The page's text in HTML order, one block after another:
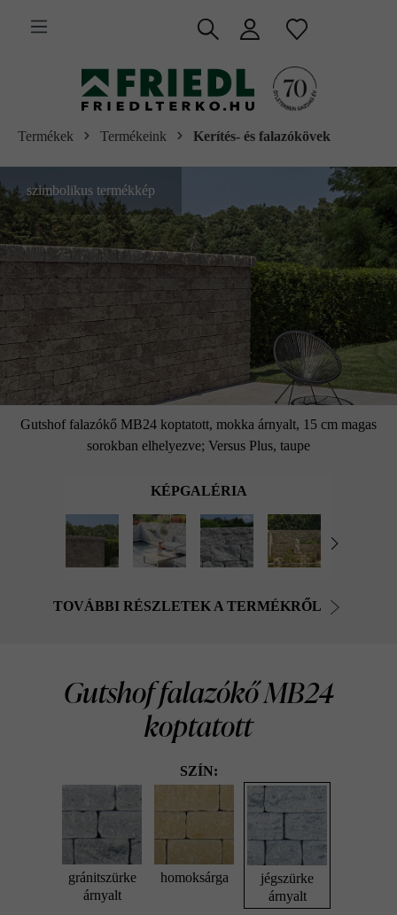
tartalomra
Termékek Termékeink Kerítés- és falazókövek
Gutshof falazókő MB24 koptatott, mokka árnyalt, 15 cm magas
sorokban elhelyezve; Versus Plus, taupe
szimbolikus termékkép
KÉPGALÉRIA
TOVÁBBI RÉSZLETEK A TERMÉKRŐL
Gutshof falazókő MB24
koptatott
SZÍN:
gránitszürke
árnyalt
homoksárga
jégszürke
árnyalt